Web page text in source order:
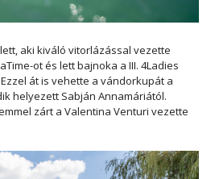
aki kiváló vitorlázással vezette
ot és lett bajnoka a III. 4Ladies
át is vehette a vándorkupát a
helyezett Sabján Annamáriától.
zárt a Valentina Venturi vezette